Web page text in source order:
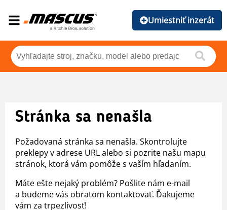
Umiestniť inzerát
Stránka sa nenašla
Požadovaná stránka sa nenašla. Skontrolujte
preklepy v adrese URL alebo si pozrite našu mapu
stránok, ktorá vám pomôže s vaším hľadaním.
Máte ešte nejaký problém? Pošlite nám e-mail
a budeme vás obratom kontaktovať. Ďakujeme
vám za trpezlivosť!